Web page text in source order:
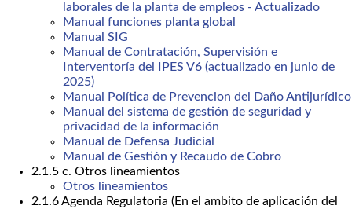
laborales de la planta de empleos - Actualizado
Manual funciones planta global
Manual SIG
Manual de Contratación, Supervisión e
Interventoría del IPES V6 (actualizado en junio de
2025)
Manual Política de Prevencion del Daño Antijurídico
Manual del sistema de gestión de seguridad y
privacidad de la información
Manual de Defensa Judicial
Manual de Gestión y Recaudo de Cobro
2.1.5 c. Otros lineamientos
Otros lineamientos
2.1.6 Agenda Regulatoria (En el ambito de aplicación del